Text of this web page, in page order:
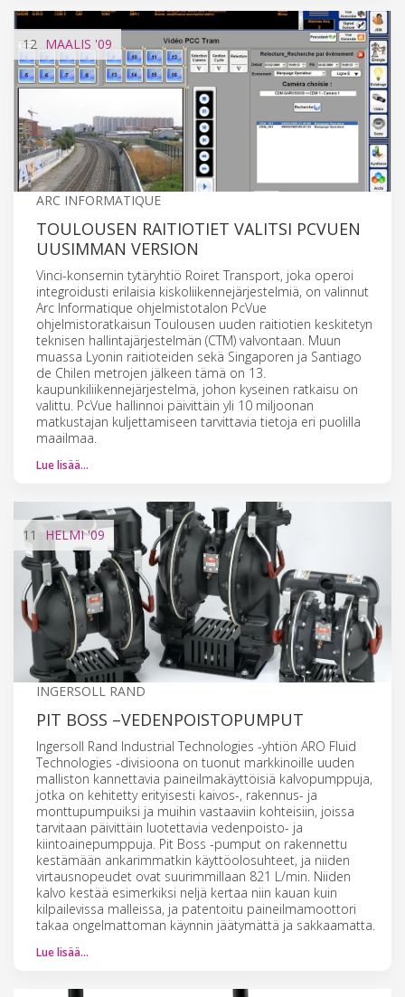
12 MAALIS '09
ARC INFORMATIQUE
TOULOUSEN RAITIOTIET VALITSI PCVUEN
UUSIMMAN VERSION
Vinci-konsernin tytäryhtiö Roiret Transport, joka operoi
integroidusti erilaisia kiskoliikennejärjestelmiä, on valinnut
Arc Informatique ohjelmistotalon PcVue
ohjelmistoratkaisun Toulousen uuden raitiotien keskitetyn
teknisen hallintajärjestelmän (CTM) valvontaan. Muun
muassa Lyonin raitioteiden sekä Singaporen ja Santiago
de Chilen metrojen jälkeen tämä on 13.
kaupunkiliikennejärjestelmä, johon kyseinen ratkaisu on
valittu. PcVue hallinnoi päivittäin yli 10 miljoonan
matkustajan kuljettamiseen tarvittavia tietoja eri puolilla
maailmaa.
Lue lisää…
11 HELMI'09
INGERSOLL RAND
PIT BOSS –VEDENPOISTOPUMPUT
Ingersoll Rand Industrial Technologies -yhtiön ARO Fluid
Technologies -divisioona on tuonut markkinoille uuden
malliston kannettavia paineilmakäyttöisiä kalvopumppuja,
jotka on kehitetty erityisesti kaivos-, rakennus- ja
monttupumpuiksi ja muihin vastaaviin kohteisiin, joissa
tarvitaan päivittäin luotettavia vedenpoisto- ja
kiintoainepumppuja. Pit Boss -pumput on rakennettu
kestämään ankarimmatkin käyttöolosuhteet, ja niiden
virtausnopeudet ovat suurimmillaan 821 L/min. Niiden
kalvo kestää esimerkiksi neljä kertaa niin kauan kuin
kilpailevissa malleissa, ja patentoitu paineilmamoottori
takaa ongelmattoman käynnin jäätymättä ja sakkaamatta.
Lue lisää…